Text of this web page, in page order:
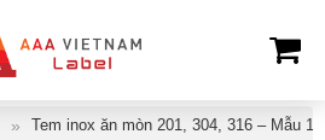
Tem inox ăn mòn 201, 304, 316 – Mẫu 18